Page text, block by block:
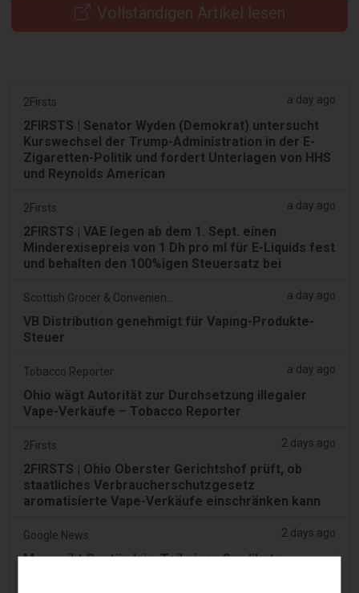
Vollständigen Artikel lesen
2Firsts a day ago
2FIRSTS | Senator Wyden (Demokrat) untersucht
Kurswechsel der Trump-Administration in der E-
Zigaretten-Politik und fordert Unterlagen von HHS
und Reynolds American
2Firsts a day ago
2FIRSTS | VAE legen ab dem 1. Sept. einen
Minderexisepreis von 1 Dh pro ml für E-Liquids fest
und behalten den 100%igen Steuersatz bei
a day ago
VB Distribution genehmigt für Vaping-Produkte-
Steuer
Tobacco Reporter a day ago
Ohio wägt Autorität zur Durchsetzung illegaler
Vape-Verkäufe – Tobacco Reporter
2Firsts 2 days ago
2FIRSTS | Ohio Oberster Gerichtshof prüft, ob
staatliches Verbraucherschutzgesetz
aromatisierte Vape-Verkäufe einschränken kann
Google News 2 days ago
Mann gibt Geständnis, Teil eines Syndikats